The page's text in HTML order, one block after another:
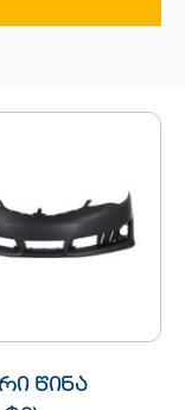
წინა